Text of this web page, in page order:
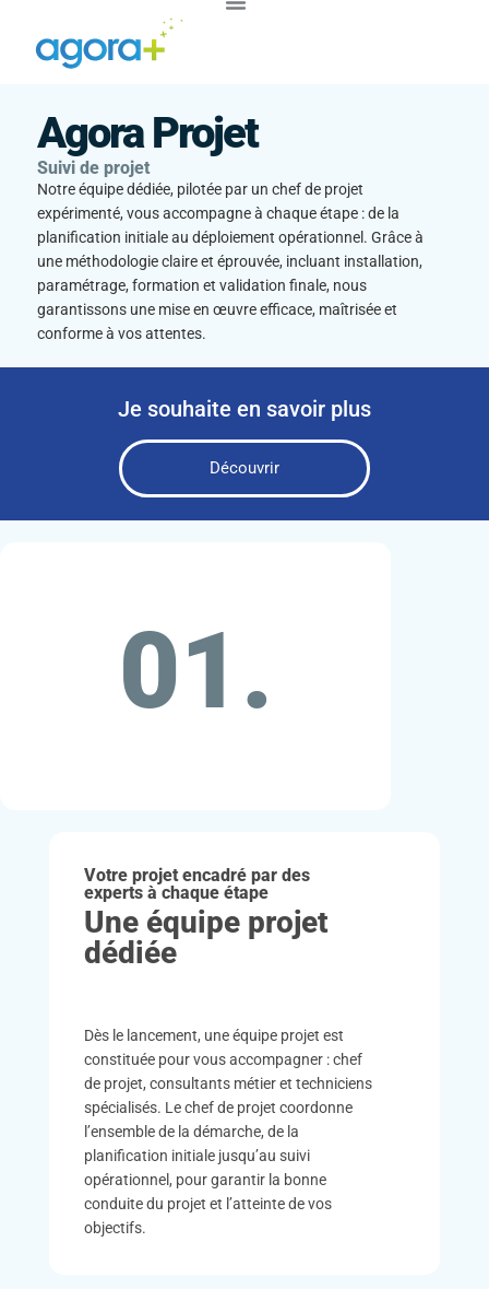
Agora Projet
Suivi de projet
Notre équipe dédiée, pilotée par un chef de projet
expérimenté, vous accompagne à chaque étape : de la
planification initiale au déploiement opérationnel. Grâce à
une méthodologie claire et éprouvée, incluant installation,
paramétrage, formation et validation finale, nous
garantissons une mise en œuvre efficace, maîtrisée et
conforme à vos attentes.
Découvrir
Je souhaite en savoir plus
01.
Votre projet encadré par des
experts à chaque étape
Une équipe projet
dédiée
Dès le lancement, une équipe projet est
constituée pour vous accompagner : chef
de projet, consultants métier et techniciens
spécialisés. Le chef de projet coordonne
l’ensemble de la démarche, de la
planification initiale jusqu’au suivi
opérationnel, pour garantir la bonne
conduite du projet et l’atteinte de vos
objectifs.